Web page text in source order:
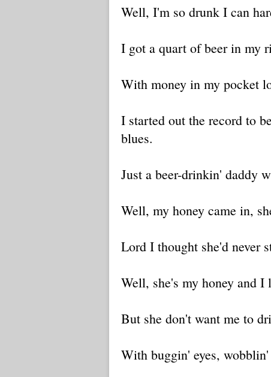
Well, I'm so drunk I can
I got a quart of beer in my
With money in my pocket
I started out the record to
blues.
Just a beer-drinkin' daddy
Well, my honey came in,
Lord I thought she'd never
Well, she's my honey and I
But she don't want me to
With buggin' eyes, wobblin'